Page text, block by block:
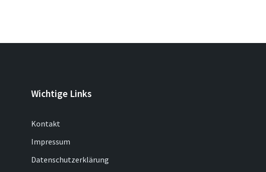
Wichtige Links
Kontakt
Impressum
Datenschutzerklärung